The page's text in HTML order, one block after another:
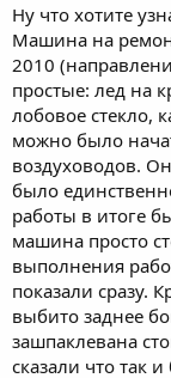
Ну что хотите
Машина на
2010
простые: лед на
лобовое стекло,
можно было
воздуховодов.
было
работы в итоге
машина просто
выполнения
показали сразу.
выбито заднее
зашпаклевана
сказали что так